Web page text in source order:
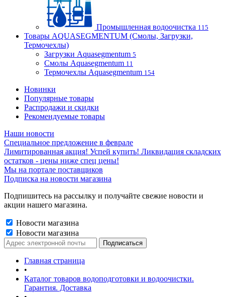
Промышленная водоочистка 115
Товары AQUASEGMENTUM (Смолы, Загрузки,
Термочехлы)
Загрузки Aquasegmentum 5
Смолы Aquasegmentum 11
Термочехлы Aquasegmentum 154
Новинки
Популярные товары
Распродажи и скидки
Рекомендуемые товары
Наши новости
Специальное предложение в феврале
Лимитированная акция! Успей купить! Ликвидация складских
остатков - цены ниже спец цены!
Мы на портале поставщиков
Подписка на новости магазина
Подпишитесь на рассылку и получайте свежие новости и
акции нашего магазина.
Новости магазина
Новости магазина
Главная страница
•
Каталог товаров водоподготовки и водоочистки.
Гарантия. Доставка